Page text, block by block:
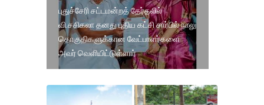
புதுச்சேரி சட்டமன்றத் தேர்தலில்
வி.சசிகலா தனது புதிய கட்சி சார்பில் நாலு
தொகுதிகளுக்கான வேட்பாளர்களை
அவர் வெளியிட்டுள்ளார்